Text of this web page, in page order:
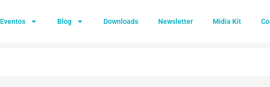
Eventos Blog Downloads Newsletter Midia Kit